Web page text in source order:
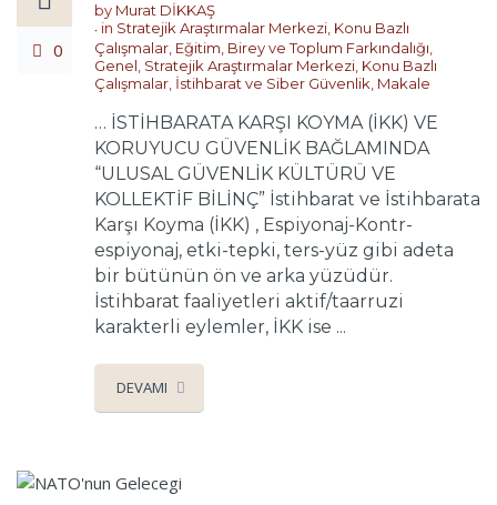
0
by Murat DİKKAŞ
in Stratejik Araştırmalar Merkezi, Konu Bazlı
Çalışmalar, Eğitim, Birey ve Toplum Farkındalığı,
Genel, Stratejik Araştırmalar Merkezi, Konu Bazlı
Çalışmalar, İstihbarat ve Siber Güvenlik, Makale
… İSTİHBARATA KARŞI KOYMA (İKK) VE
KORUYUCU GÜVENLİK BAĞLAMINDA
“ULUSAL GÜVENLİK KÜLTÜRÜ VE
KOLLEKTİF BİLİNÇ” İstihbarat ve İstihbarata
Karşı Koyma (İKK) , Espiyonaj-Kontr-
espiyonaj, etki-tepki, ters-yüz gibi adeta
bir bütünün ön ve arka yüzüdür.
İstihbarat faaliyetleri aktif/taarruzi
karakterli eylemler, İKK ise ...
DEVAMI